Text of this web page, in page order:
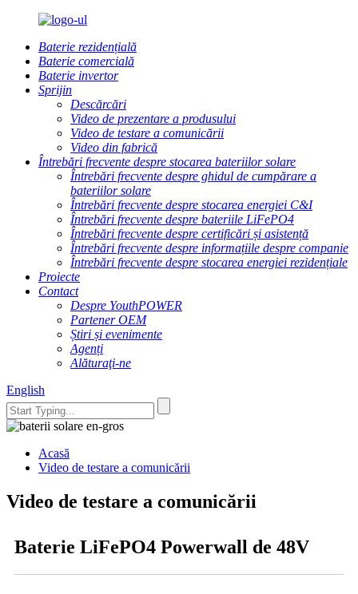
Baterie rezidențială
Baterie comercială
Baterie invertor
Sprijin
Descărcări
Video de prezentare a produsului
Video de testare a comunicării
Video din fabrică
Întrebări frecvente despre stocarea bateriilor solare
Întrebări frecvente despre ghidul de cumpărare a
bateriilor solare
Întrebări frecvente despre stocarea energiei C&I
Întrebări frecvente despre bateriile LiFePO4
Întrebări frecvente despre certificări și asistență
Întrebări frecvente despre informațiile despre companie
Întrebări frecvente despre stocarea energiei rezidențiale
Proiecte
Contact
Despre YouthPOWER
Partener OEM
Știri și evenimente
Agenți
Alăturaţi-ne
English
Acasă
Video de testare a comunicării
Video de testare a comunicării
Baterie LiFePO4 Powerwall de 48V